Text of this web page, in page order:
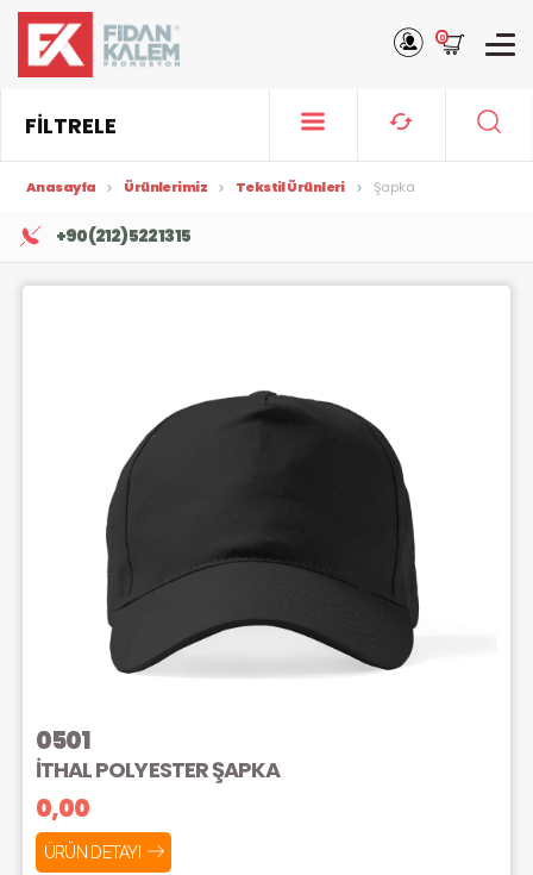
0
FİLTRELE
Anasayfa Ürünlerimiz Tekstil Ürünleri Şapka
+90 (212) 522 13 15
0501
İTHAL POLYESTER ŞAPKA
0,00
ÜRÜN DETAYI